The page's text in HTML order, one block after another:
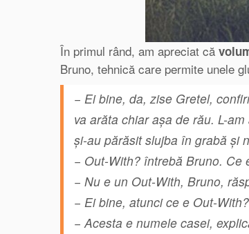
În primul rând, am apreciat că
Bruno, tehnică care permite unele
− Ei bine, da, zise Gretel,
va arăta chiar aşa de rău. L-
şi-au părăsit slujba în grabă şi
− Out-With? întrebă Bruno. Ce
− Nu e un Out-With, Bruno,
− Ei bine, atunci ce e Out-
− Acesta e numele casei,